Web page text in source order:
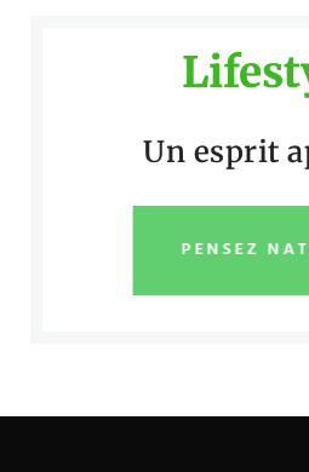
Un esprit
PENSEZ